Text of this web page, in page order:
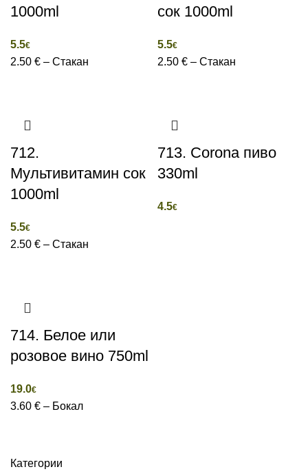
Категории
1000ml
5.5€
2.50 € – Стакан
сок 1000ml
5.5€
2.50 € – Стакан
712.
Мультивитамин сок
1000ml
5.5€
2.50 € – Стакан
713. Corona пиво
330ml
4.5€
714. Белое или
розовое вино 750ml
19.0€
3.60 € – Бокал